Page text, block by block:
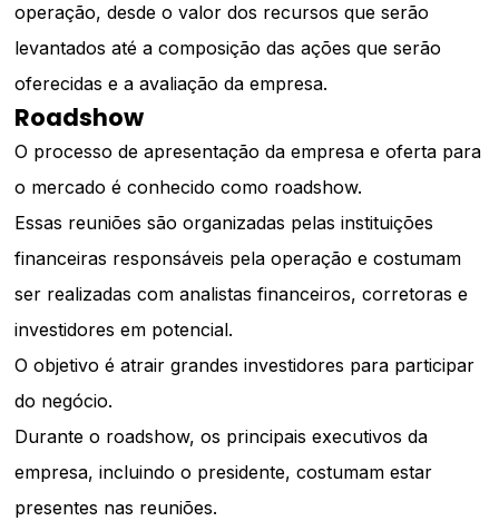
operação, desde o valor dos recursos que serão
levantados até a composição das ações que serão
oferecidas e a avaliação da empresa.
Roadshow
O processo de apresentação da empresa e oferta para
o mercado é conhecido como roadshow.
Essas reuniões são organizadas pelas instituições
financeiras responsáveis pela operação e costumam
ser realizadas com analistas financeiros, corretoras e
investidores em potencial.
O objetivo é atrair grandes investidores para participar
do negócio.
Durante o roadshow, os principais executivos da
empresa, incluindo o presidente, costumam estar
presentes nas reuniões.